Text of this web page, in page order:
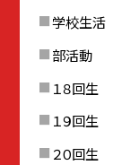
学校生活
部活動
１８回生
１９回生
２０回生